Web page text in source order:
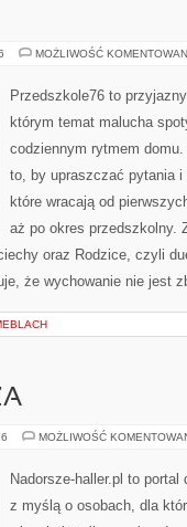
MOŻLIWOŚĆ
Przedszkole76 to
którym temat malucha
codziennym rytmem
to, by upraszczać pytania i
które wracają od
aż po okres przedszkolny.
oraz Rodzice, czyli
że wychowanie nie jest
MOŻLIWOŚĆ
Nadorsze-haller.pl to portal
z myślą o osobach, dla